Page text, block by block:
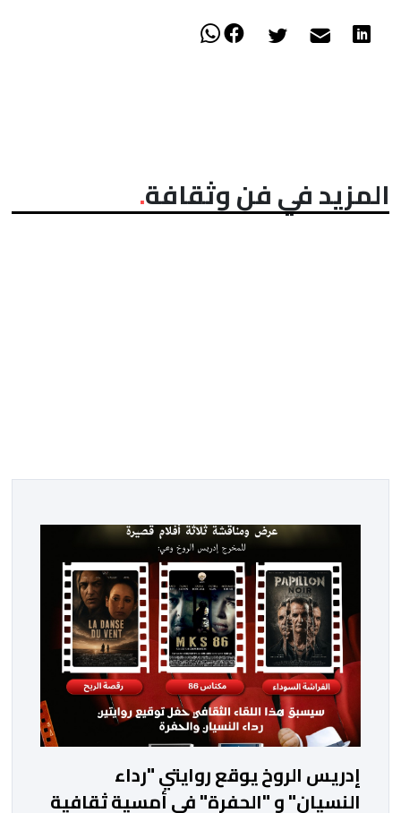
المزيد في فن وثقافة
إدريس الروخ يوقع روايتي "رداء
النسيان" و "الحفرة" في أمسية ثقافية